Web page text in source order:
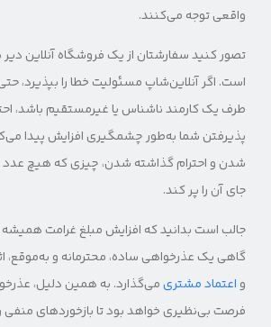
واقعی توجه می‌کنند.
تصور کنید سفارشتان از یک فروشگاه آنلاین
است. اگر آنلاین‌شاپ مسئولیت خطا را بپذیرد،
طرف یک کارمند ناشناس یا غیرمستقیم باشد،
پذیرفتن شما به‌طور چشمگیری افزایش پیدا
شدن و احترام گذاشته شدن، چیزی که هیچ عدد
جای آن را پر کند.
جالب است بدانید که افزایش مبلغ غرامت همیشه
گاهی یک عذرخواهی ساده، محترمانه و به‌موقع،
واعتماد مشتریمی‌گذارد. به همین دلیل،
فرصت بی‌نظیری خواهد بود تا بازخوردهای منفی